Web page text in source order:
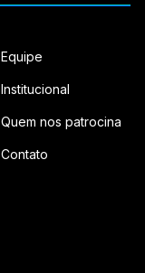
Equipe
Institucional
Quem nos patrocina
Contato